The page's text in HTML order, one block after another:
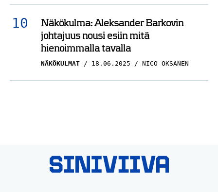
Näkökulma: Aleksander Barkovin
johtajuus nousi esiin mitä
hienoimmalla tavalla
NÄKÖKULMAT 18.06.2025 NICO OKSANEN